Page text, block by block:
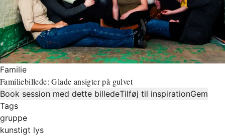
Familie
Familiebillede: Glade ansigter på gulvet
Book session med dette billedeTilføj til inspirationGem
Tags
gruppe
kunstigt lys